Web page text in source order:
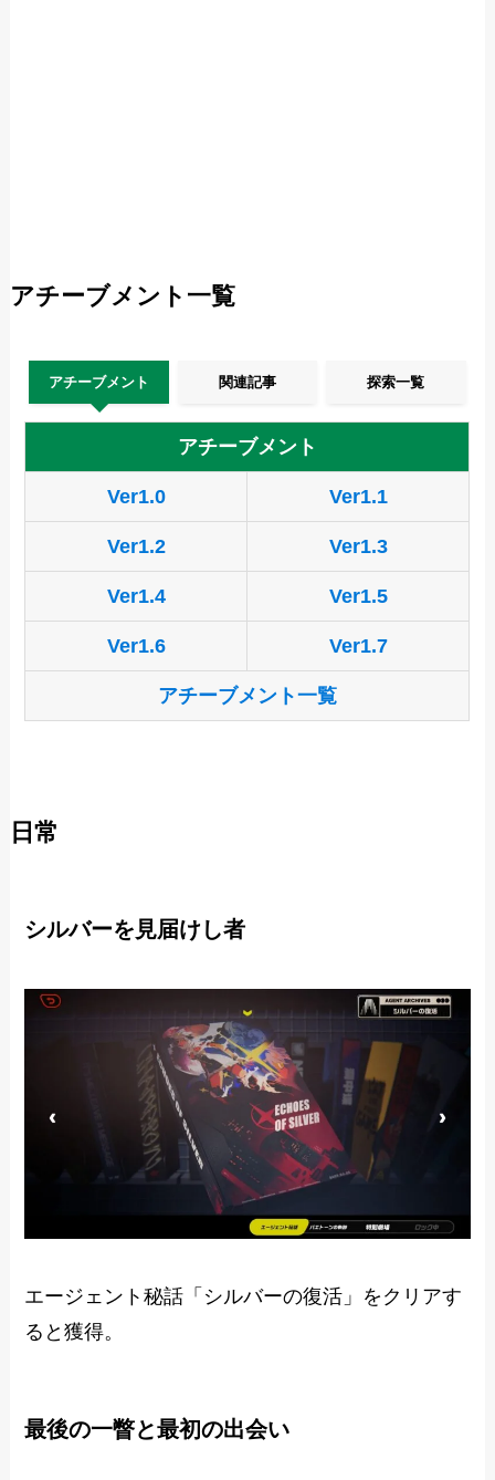
アチーブメント一覧
アチーブメント 関連記事 探索一覧
アチーブメント
Ver1.0 Ver1.1
Ver1.2 Ver1.3
Ver1.4 Ver1.5
Ver1.6 Ver1.7
アチーブメント一覧
日常
シルバーを見届けし者
エージェント秘話「シルバーの復活」をクリアす
ると獲得。
最後の一瞥と最初の出会い